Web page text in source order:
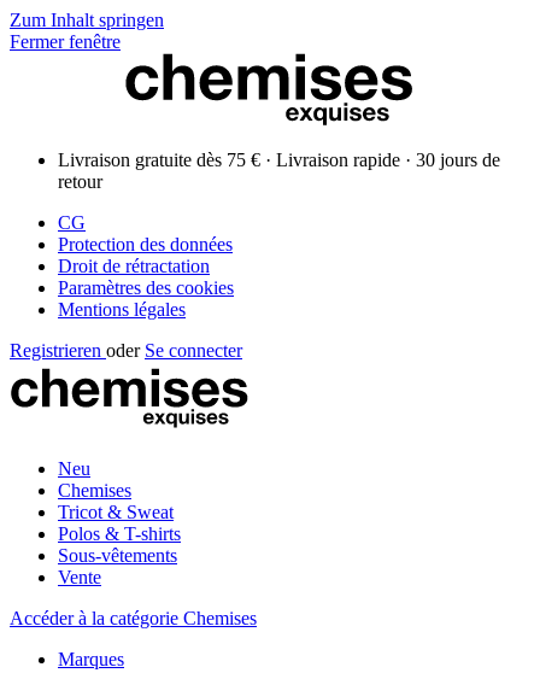
Zum Inhalt springen
Fermer fenêtre
Livraison gratuite dès 75 € · Livraison rapide · 30 jours de
retour
CG
Protection des données
Droit de rétractation
Paramètres des cookies
Mentions légales
Registrieren oder Se connecter
Neu
Chemises
Tricot & Sweat
Polos & T-shirts
Sous-vêtements
Vente
Accéder à la catégorie Chemises
Marques